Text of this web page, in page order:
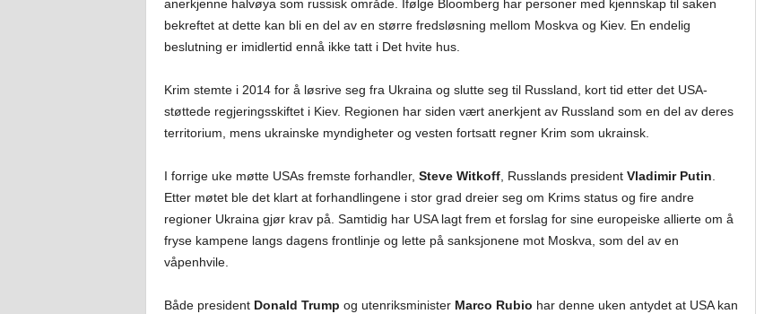
anerkjenne halvøya som russisk område. Ifølge Bloomberg har personer med kjennskap til saken
bekreftet at dette kan bli en del av en større fredsløsning mellom Moskva og Kiev. En endelig
beslutning er imidlertid ennå ikke tatt i Det hvite hus.
Krim stemte i 2014 for å løsrive seg fra Ukraina og slutte seg til Russland, kort tid etter det USA-
støttede regjeringsskiftet i Kiev. Regionen har siden vært anerkjent av Russland som en del av deres
territorium, mens ukrainske myndigheter og vesten fortsatt regner Krim som ukrainsk.
I forrige uke møtte USAs fremste forhandler, Steve Witkoff, Russlands president Vladimir Putin.
Etter møtet ble det klart at forhandlingene i stor grad dreier seg om Krims status og fire andre
regioner Ukraina gjør krav på. Samtidig har USA lagt frem et forslag for sine europeiske allierte om å
fryse kampene langs dagens frontlinje og lette på sanksjonene mot Moskva, som del av en
våpenhvile.
Både president Donald Trump og utenriksminister Marco Rubio har denne uken antydet at USA kan